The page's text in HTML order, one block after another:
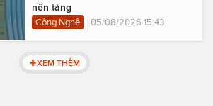
nền tảng
Công Nghệ 05/08/2026 15:43
XEM THÊM